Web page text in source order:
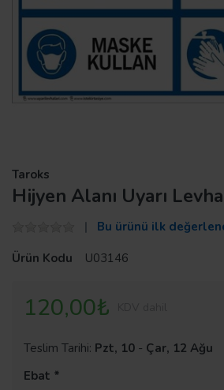
Taroks
Hijyen Alanı Uyarı
Bu ürünü ilk
Ürün Kodu
U03146
120,00₺
Teslim Tarihi: Pzt, 10 - Çar, 12 Ağu
Ebat